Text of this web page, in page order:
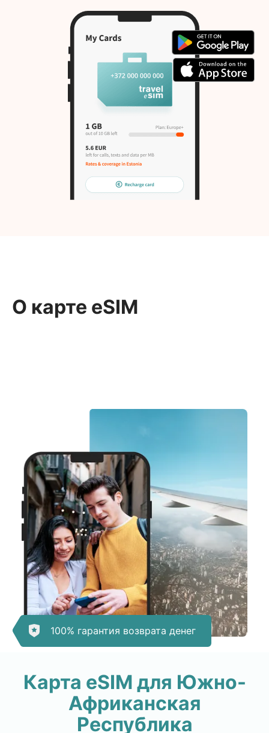
О карте eSIM
100% гарантия возврата денег
Карта eSIM для Южно-
Африканская
Республика